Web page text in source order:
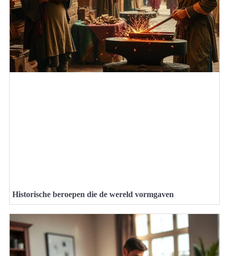
Historische beroepen die de wereld vormgaven